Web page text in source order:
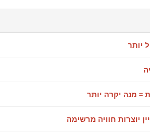
יותר
= מנה יקרה יותר
יוצרות חוויה מרשימה